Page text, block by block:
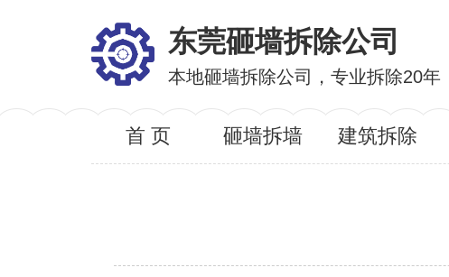
东莞砸墙拆除公司
本地砸墙拆除公司，专业拆除20年
首 页 砸墙拆墙 建筑拆除